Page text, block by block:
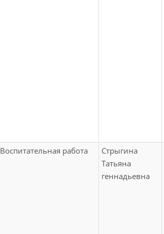
Воспитательная работа
Стрыгина
Татьяна
геннадьевна